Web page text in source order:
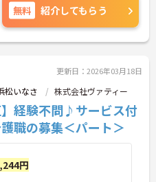
無料 紹介してもらう
更新日：2026年03月18日
松いなさ 株式会社ヴァティー
】経験不問♪サービス付
職の募集＜パート＞
円